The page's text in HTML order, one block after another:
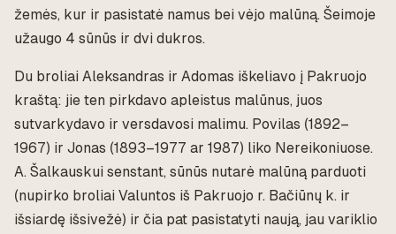
žemės, kur ir pasistatė namus bei vėjo malūną. Šeimoje
užaugo 4 sūnūs ir dvi dukros.
Du broliai Aleksandras ir Adomas iškeliavo į Pakruojo
kraštą: jie ten pirkdavo apleistus malūnus, juos
sutvarkydavo ir versdavosi malimu. Povilas (1892–
1967) ir Jonas (1893–1977 ar 1987) liko Nereikoniuose.
A. Šalkauskui senstant, sūnūs nutarė malūną parduoti
(nupirko broliai Valuntos iš Pakruojo r. Bačiūnų k. ir
išsiardę išsivežė) ir čia pat pasistatyti naują, jau variklio